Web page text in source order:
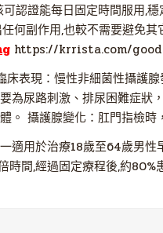
認證能每日固定時間服用,
何副作用,也較不需要避免
https://krrista.com/
表現：慢性非細菌性攝護
為尿路刺激、排尿困難症狀
。 攝護腺變化：肛門指檢時
適用於治療18歲至64歲男
時間,經過固定療程後,約